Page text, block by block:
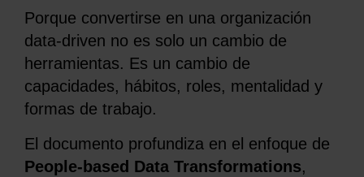
Porque convertirse en una organización
data-driven no es solo un cambio de
herramientas. Es un cambio de
capacidades, hábitos, roles, mentalidad y
formas de trabajo.
El documento profundiza en el enfoque de
People-based Data Transformations,